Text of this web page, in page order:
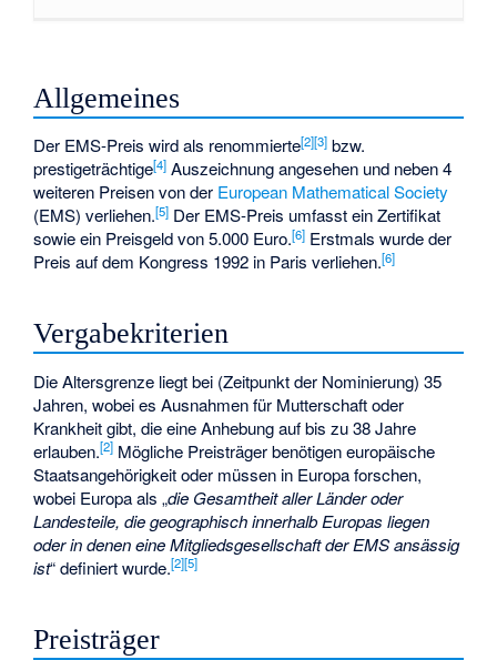
Allgemeines
Der EMS-Preis wird als renommierte[2][3] bzw.
prestigeträchtige[4] Auszeichnung angesehen und neben 4
weiteren Preisen von der European Mathematical Society
(EMS) verliehen.[5] Der EMS-Preis umfasst ein Zertifikat
sowie ein Preisgeld von 5.000 Euro.[6] Erstmals wurde der
Preis auf dem Kongress 1992 in Paris verliehen.[6]
Vergabekriterien
Die Altersgrenze liegt bei (Zeitpunkt der Nominierung) 35
Jahren, wobei es Ausnahmen für Mutterschaft oder
Krankheit gibt, die eine Anhebung auf bis zu 38 Jahre
erlauben.[2] Mögliche Preisträger benötigen europäische
Staatsangehörigkeit oder müssen in Europa forschen,
wobei Europa als „die Gesamtheit aller Länder oder
Landesteile, die geographisch innerhalb Europas liegen
oder in denen eine Mitgliedsgesellschaft der EMS ansässig
ist“ definiert wurde.[2][5]
Preisträger